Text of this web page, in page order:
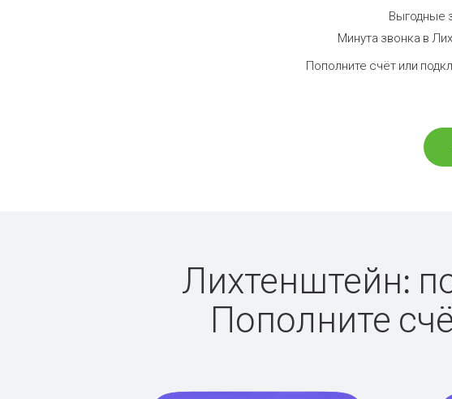
Выгодные
Минута звонка в
Пополните счёт или
Лихтенштейн:
Пополните